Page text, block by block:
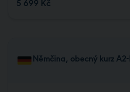
5 699 Kč
Němčina, obecný kurz